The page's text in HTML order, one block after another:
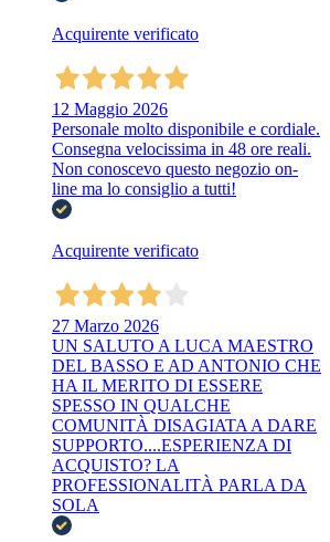
Acquirente verificato
12 Maggio 2026
Personale molto disponibile e cordiale.
Consegna velocissima in 48 ore reali.
Non conoscevo questo negozio on-
line ma lo consiglio a tutti!
Acquirente verificato
27 Marzo 2026
UN SALUTO A LUCA MAESTRO
DEL BASSO E AD ANTONIO CHE
HA IL MERITO DI ESSERE
SPESSO IN QUALCHE
COMUNITÀ DISAGIATA A DARE
SUPPORTO....ESPERIENZA DI
ACQUISTO? LA
PROFESSIONALITÀ PARLA DA
SOLA